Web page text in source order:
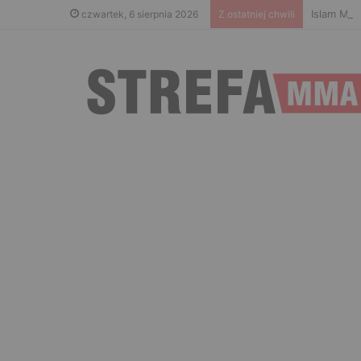
czwartek, 6 sierpnia 2026 Z ostatniej chwili Islam